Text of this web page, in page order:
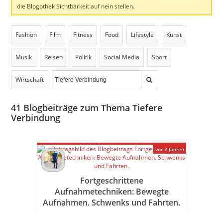
die Blogothek Sichtbarkeit auf nein stellen.
Fashion Film Fitness Food Lifestyle Kunst
Musik Reisen Politik Social Media Sport
Wirtschaft
41 Blogbeiträge zum Thema Tiefere
Verbindung
Fortgeschrittene
Aufnahmetechniken: Bewegte
Aufnahmen. Schwenks und Fahrten.
vor 2 Jahren